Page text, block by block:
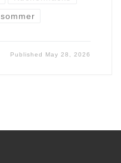
sommer
Published May 28, 2026